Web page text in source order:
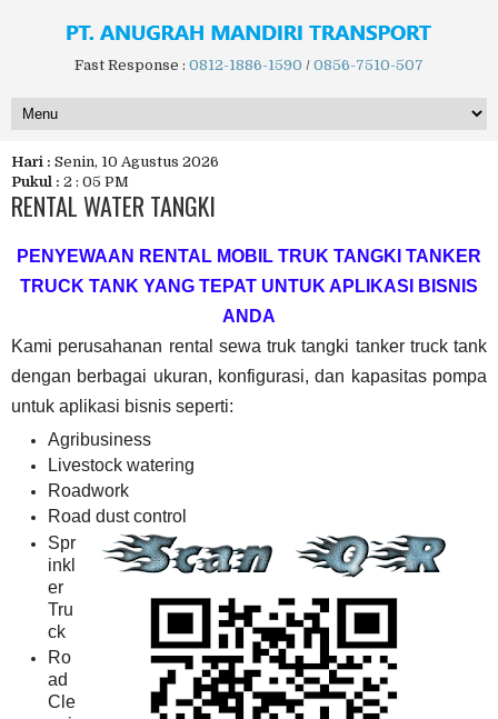
Fast Response : 0812-1886-1590 / 0856-7510-507
Hari : Senin, 10 Agustus 2026
Pukul : 2 : 05 PM
RENTAL WATER TANGKI
PENYEWAAN RENTAL MOBIL TRUK TANGKI TANKER
TRUCK TANK YANG TEPAT UNTUK APLIKASI BISNIS
ANDA
Kami perusahanan rental sewa truk tangki tanker truck tank
dengan berbagai ukuran, konfigurasi, dan kapasitas pompa
untuk aplikasi bisnis seperti:
Agribusiness
Livestock watering
Roadwork
Road dust control
Spr
inkl
er
Tru
ck
Ro
ad
Cle